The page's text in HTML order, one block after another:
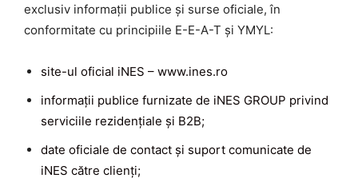
exclusiv informații publice și surse oficiale, în
conformitate cu principiile E-E-A-T și YMYL:
site-ul oficial iNES – www.ines.ro
informații publice furnizate de iNES GROUP privind
serviciile rezidențiale și B2B;
date oficiale de contact și suport comunicate de
iNES către clienți;